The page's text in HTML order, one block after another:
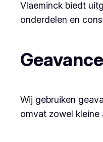
Vlaeminck biedt
onderdelen en
Wij gebruiken
omvat zowel